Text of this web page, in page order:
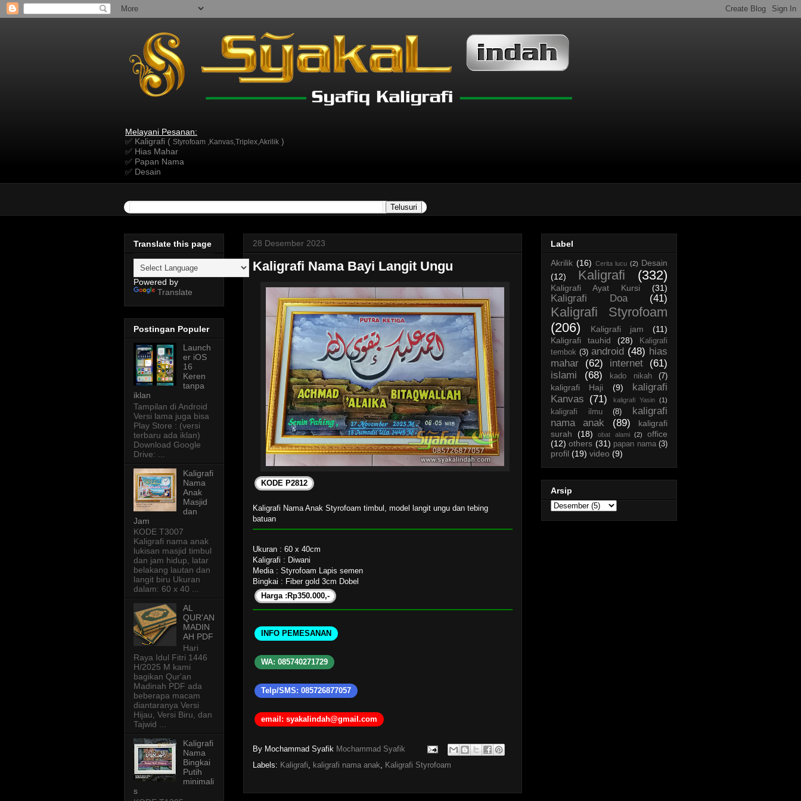
Melayani Pesanan:
✅ Kaligrafi ( Styrofoam ,Kanvas,Triplex,Akrilik )
✅ Hias Mahar
✅ Papan Nama
✅ Desain
28 Desember 2023
Kaligrafi Nama Bayi Langit Ungu
KODE P2812
Kaligrafi Nama Anak Styrofoam timbul, model langit ungu dan tebing
batuan
Ukuran : 60 x 40cm
Kaligrafi : Diwani
Media : Styrofoam Lapis semen
Bingkai : Fiber gold 3cm Dobel
Harga :Rp350.000,-
INFO PEMESANAN
WA: 085740271729
Telp/SMS: 085726877057
email: syakalindah@gmail.com
By Mochammad Syafik Mochammad Syafik
Labels: Kaligrafi, kaligrafi nama anak, Kaligrafi Styrofoam
Translate this page
Powered by
Translate
Postingan Populer
Launch
er iOS
16
Keren
tanpa
iklan
Tampilan di Android
Versi lama juga bisa
Play Store : (versi
terbaru ada iklan)
Download Google
Drive: ...
Kaligrafi
Nama
Anak
Masjid
dan
Jam
KODE T3007
Kaligrafi nama anak
lukisan masjid timbul
dan jam hidup, latar
belakang lautan dan
langit biru Ukuran
dalam: 60 x 40 ...
AL
QUR'AN
MADIN
AH PDF
Hari
Raya Idul Fitri 1446
H/2025 M kami
bagikan Qur'an
Madinah PDF ada
beberapa macam
diantaranya Versi
Hijau, Versi Biru, dan
Tajwid ...
Kaligrafi
Nama
Bingkai
Putih
minimali
s
Label
Akrilik (16) Cerita lucu (2) Desain
(12)
Kaligrafi (332)
Kaligrafi Ayat Kursi (31)
Kaligrafi Doa (41)
Kaligrafi Styrofoam
(206)
Kaligrafi jam
(11)
Kaligrafi tauhid
(28)
Kaligrafi
tembok (3) android (48) hias
mahar
(62) internet
(61)
islami
(68) kado nikah (7)
kaligrafi Haji (9)
kaligrafi
Kanvas (71) kaligrafi Yasin (1)
kaligrafi ilmu (8)
kaligrafi
nama anak
(89)
kaligrafi
surah
(18) obat alami (2)
office
(12) others (31) papan nama (3)
profil (19) video (9)
Arsip